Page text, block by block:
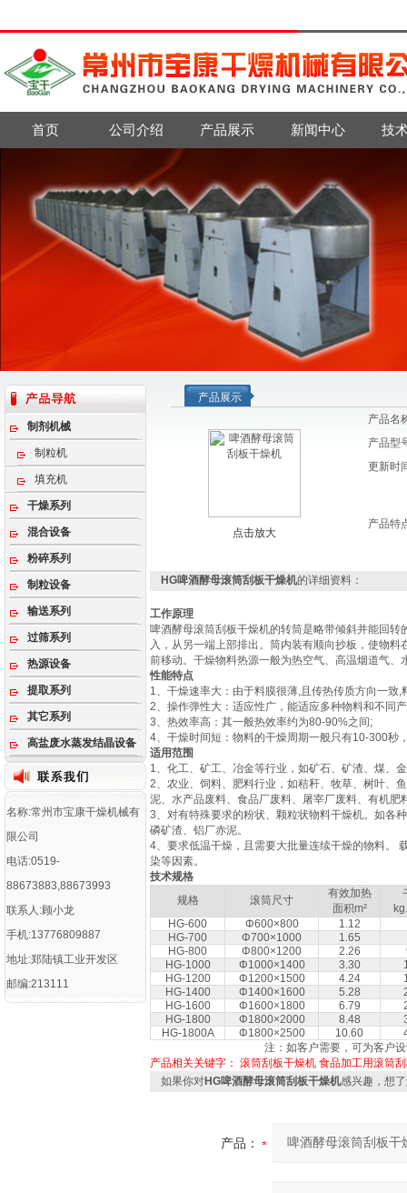
首页 公司介绍 产品展示 新闻中心 技
制剂机械
制粒机
填充机
干燥系列
混合设备
粉碎系列
制粒设备
输送系列
过筛系列
热源设备
提取系列
其它系列
高盐废水蒸发结晶设备
名称:常州市宝康干燥机械有
限公司
电话:0519-
88673883,88673993
联系人:顾小龙
手机:13776809887
地址:郑陆镇工业开发区
邮编:213111
产品展示
点击放大
产品名
产品型
更新时
产品特
HG啤酒酵母滚筒刮板干燥机的详细资料：
工作原理
啤酒酵母滚筒刮板干燥机的转筒是略带倾斜并能回
入，从另一端上部排出。筒内装有顺向抄板，使物
前移动。干燥物料热源一般为热空气、高温烟道气、
性能特点
1、干燥速率大：由于料膜很薄,且传热传质方向一致
2、操作弹性大：适应性广，能适应多种物料和不同
3、热效率高：其一般热效率约为80-90%之间;
4、干燥时间短：物料的干燥周期一般只有10-300秒
适用范围
1、化工、矿工、冶金等行业，如矿石、矿渣、煤、
2、农业、饲料、肥料行业，如秸秆、牧草、树叶、
泥、水产品废料、食品厂废料、屠宰厂废料、有机肥
3、对有特殊要求的粉状、颗粒状物料干燥机。如各
磷矿渣、铝厂赤泥。
4、要求低温干燥，且需要大批量连续干燥的物料。
染等因素。
技术规格
规格
滚筒尺寸
有效加热
面积m²
HG-600
Φ600×800
1.12
HG-700
Φ700×1000
1.65
HG-800
Φ800×1200 2.26
HG-1000
Φ1000×1400 3.30
HG-1200
Φ1200×1500 4.24
HG-1400
Φ1400×1600 5.28
HG-1600
Φ1600×1800 6.79
HG-1800
Φ1800×2000 8.48
HG-1800A
Φ1800×2500 10.60
注：如客户需要，可为客户
产品相关关键字： 滚筒刮板干燥机 食品加工用滚筒
如果你对HG啤酒酵母滚筒刮板干燥机感兴趣，想
产品：